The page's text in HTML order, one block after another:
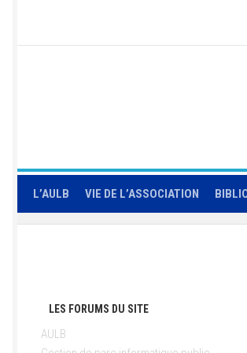
L’AULB VIE DE L’ASSOCIATION
LES FORUMS DU SITE
AULB